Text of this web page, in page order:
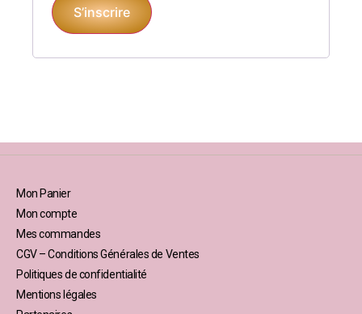
S’inscrire
Mon Panier
Mon compte
Mes commandes
CGV – Conditions Générales de Ventes
Politiques de confidentialité
Mentions légales